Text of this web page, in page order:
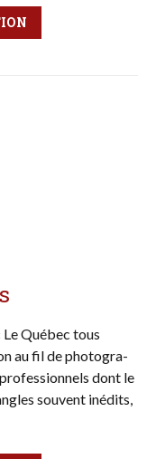
Québec tous
au fil de photo­gra­
dont le
sou­vent inédits,